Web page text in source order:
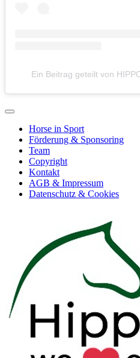
Ein Beitrag geteilt von
Horse in Sport
Förderung & Sponsoring
Team
Copyright
Kontakt
AGB & Impressum
Datenschutz & Cookies